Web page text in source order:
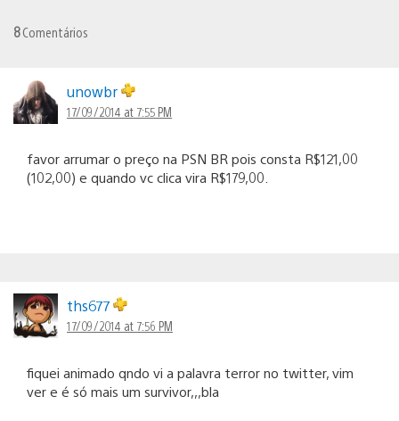
8Comentários
unowbr
17/09/2014 at 7:55 PM
favor arrumar o preço na PSN BR pois consta R$121,00
(102,00) e quando vc clica vira R$179,00.
ths677
17/09/2014 at 7:56 PM
fiquei animado qndo vi a palavra terror no twitter, vim
ver e é só mais um survivor,,,bla